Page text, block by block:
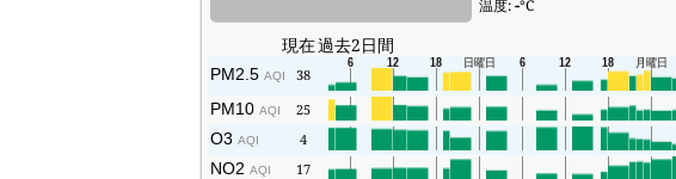
温度:-°C
現在過去2日間
PM2.5 AQI 38
PM10 AQI 25
O3 AQI 4
NO2 AQI 17